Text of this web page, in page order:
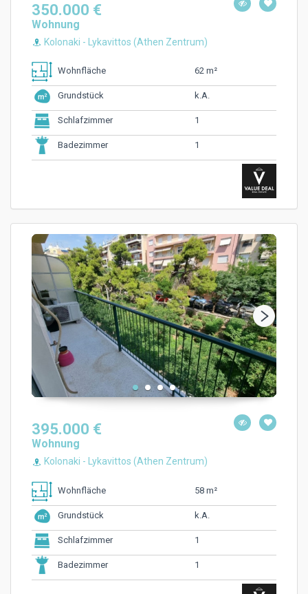
350.000 €
Wohnung
Kolonaki - Lykavittos (Athen Zentrum)
Wohnfläche 62 m²
Grundstück k.A.
Schlafzimmer 1
Badezimmer 1
395.000 €
Wohnung
Kolonaki - Lykavittos (Athen Zentrum)
Wohnfläche 58 m²
Grundstück k.A.
Schlafzimmer 1
Badezimmer 1